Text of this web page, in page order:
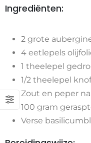
Ingrediënten:
2 grote
4 eetlepels
1 theelepel
1/2 theelepel
Zout en peper
100 gram
Verse